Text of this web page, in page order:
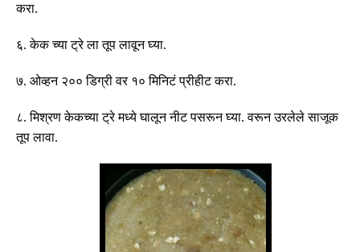
करा.
६.केक च्या ट्रे ला तूप लावून घ्या.
७. ओव्हन २०० डिग्री वर १० मिनिटं प्रीहीट करा.
८.मिश्रण केकच्या ट्रे मध्ये घालून नीट पसरून घ्या.वरून उरलेले साजूक
तूप लावा.